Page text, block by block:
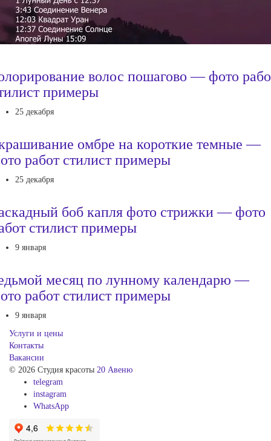
волос пошагово — фото
примеры
25 декабря
омбре на короткие темные —
работ стилист примеры
25 декабря
боб капля фото стрижки — фото
стилист примеры
9 января
месяц по лунному календарю —
работ стилист примеры
9 января
Услуги и цены
Контакты
Вакансии
© 2026 Студия красоты 20 Авеню
telegram
instagram
WhatsApp